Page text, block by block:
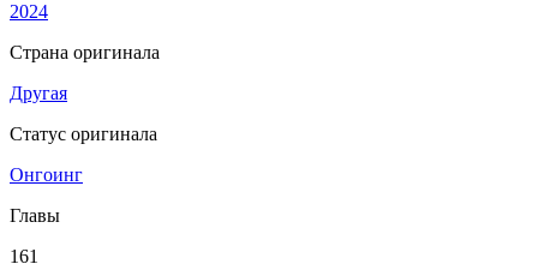
2024
Страна оригинала
Другая
Статус оригинала
Онгоинг
Главы
161